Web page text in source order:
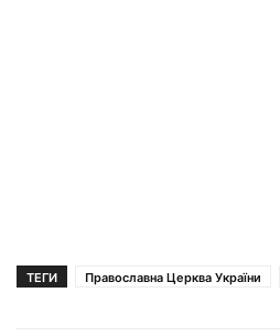
ТЕГИ Православна Церква України